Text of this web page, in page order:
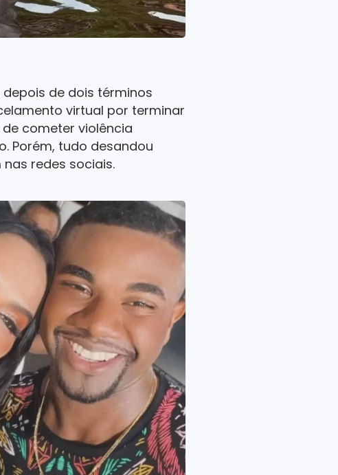
de dois términos
virtual por terminar
cometer violência
Porém, tudo desandou
redes sociais.